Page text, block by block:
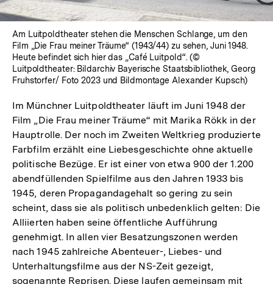
Am Luitpoldtheater stehen die Menschen Schlange, um den
Film „Die Frau meiner Träume“ (1943/44) zu sehen, Juni 1948.
Heute befindet sich hier das „Café Luitpold“. (©
Luitpoldtheater: Bildarchiv Bayerische Staatsbibliothek, Georg
Fruhstorfer/ Foto 2023 und Bildmontage Alexander Kupsch)
Im Münchner Luitpoldtheater läuft im Juni 1948 der
Film „Die Frau meiner Träume“ mit Marika Rökk in der
Hauptrolle. Der noch im Zweiten Weltkrieg produzierte
Farbfilm erzählt eine Liebesgeschichte ohne aktuelle
politische Bezüge. Er ist einer von etwa 900 der 1.200
abendfüllenden Spielfilme aus den Jahren 1933 bis
1945, deren Propagandagehalt so gering zu sein
scheint, dass sie als politisch unbedenklich gelten: Die
Alliierten haben seine öffentliche Aufführung
genehmigt. In allen vier Besatzungszonen werden
nach 1945 zahlreiche Abenteuer-, Liebes- und
Unterhaltungsfilme aus der NS-Zeit gezeigt,
sogenannte Reprisen. Diese laufen gemeinsam mit